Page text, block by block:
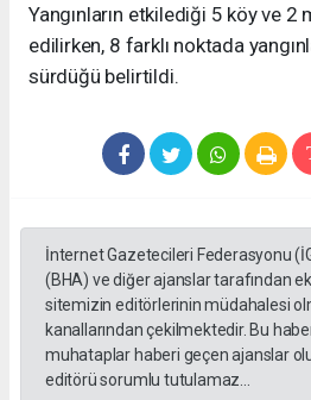
Yangınların etkilediği 5 köy ve 2
edilirken, 8 farklı noktada
sürdüğü belirtildi.
İnternet Gazetecileri Federasyonu
(BHA) ve diğer ajanslar tarafından
sitemizin editörlerinin müdahalesi
kanallarından çekilmektedir. Bu
muhataplar haberi geçen ajanslar
editörü sorumlu tutulamaz...